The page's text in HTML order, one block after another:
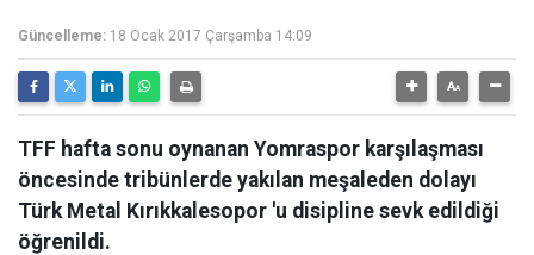
Güncelleme: 18 Ocak 2017 Çarşamba 14:09
TFF hafta sonu oynanan Yomraspor karşılaşması
öncesinde tribünlerde yakılan meşaleden dolayı
Türk Metal Kırıkkalesopor 'u disipline sevk edildiği
öğrenildi.